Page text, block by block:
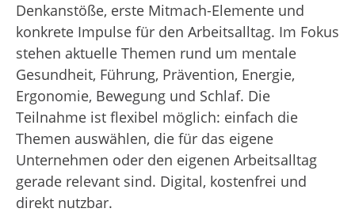
Denkanstöße, erste Mitmach-Elemente und
konkrete Impulse für den Arbeitsalltag. Im Fokus
stehen aktuelle Themen rund um mentale
Gesundheit, Führung, Prävention, Energie,
Ergonomie, Bewegung und Schlaf. Die
Teilnahme ist flexibel möglich: einfach die
Themen auswählen, die für das eigene
Unternehmen oder den eigenen Arbeitsalltag
gerade relevant sind. Digital, kostenfrei und
direkt nutzbar.